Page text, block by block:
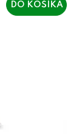
DO KOŠÍKA